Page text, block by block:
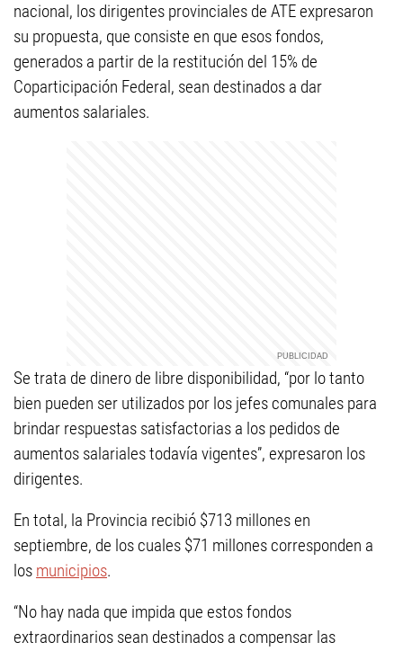
nacional, los dirigentes provinciales de ATE expresaron
su propuesta, que consiste en que esos fondos,
generados a partir de la restitución del 15% de
Coparticipación Federal, sean destinados a dar
aumentos salariales.
Se trata de dinero de libre disponibilidad, “por lo tanto
bien pueden ser utilizados por los jefes comunales para
brindar respuestas satisfactorias a los pedidos de
aumentos salariales todavía vigentes”, expresaron los
dirigentes.
En total, la Provincia recibió $713 millones en
septiembre, de los cuales $71 millones corresponden a
los municipios.
“No hay nada que impida que estos fondos
extraordinarios sean destinados a compensar las